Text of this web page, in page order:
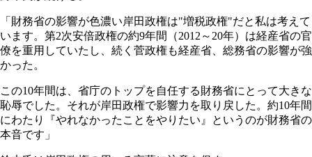
「財務省の影響が色濃い岸田政権は"増税政権"だと私は考えて
います。第2次安倍政権の約9年間（2012～20年）は経産省の官
僚を重用していたし、続く菅政権も経産省、総務省の影響が強
かった。
この10年間は、省庁のトップを自任する財務省にとって大きな
恥辱でした。それが岸田政権で影響力を取り戻した。約10年間
にわたり『やれなかったことをやりたい』というのが財務省の
本音です」